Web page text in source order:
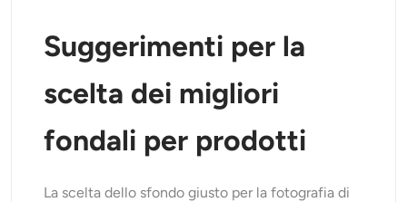
Suggerimenti per la
scelta dei migliori
fondali per prodotti
La scelta dello sfondo giusto per la fotografia di